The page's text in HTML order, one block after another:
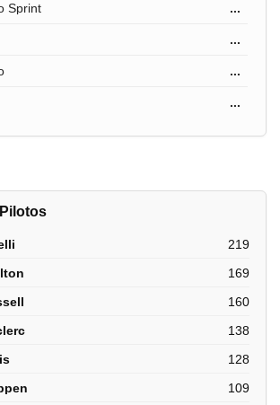
Sprint ...
...
...
...
219
169
160
138
128
109